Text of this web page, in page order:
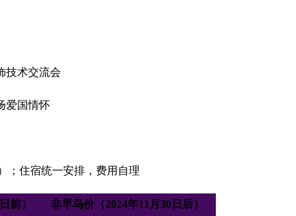
技术交流会
爱国情怀
；住宿统一安排，费用自理
前） 非早鸟价（2024年11月30日后）